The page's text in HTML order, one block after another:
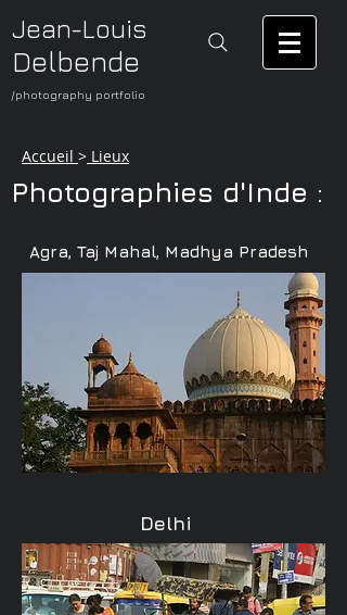
Jean-Louis
Delbende
/photography portfolio
Accueil > Lieux
Photographies d'Inde :
Agra, Taj Mahal, Madhya Pradesh
Delhi